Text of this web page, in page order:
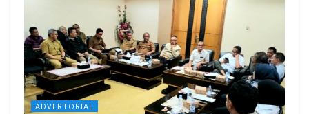
ADVERTORIAL